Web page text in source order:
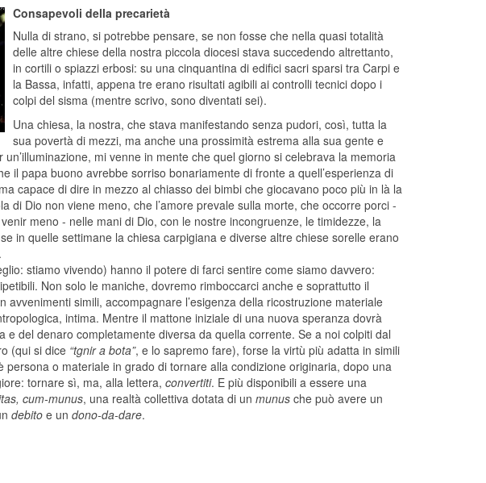
Consapevoli della precarietà
Nulla di strano, si potrebbe pensare, se non fosse che nella quasi totalità
delle altre chiese della nostra piccola diocesi stava succedendo altrettanto,
in cortili o spiazzi erbosi: su una cinquantina di edifici sacri sparsi tra Carpi e
la Bassa, infatti, appena tre erano risultati agibili ai controlli tecnici dopo i
colpi del sisma (mentre scrivo, sono diventati sei).
Una chiesa, la nostra, che stava manifestando senza pudori, così, tutta la
sua povertà di mezzi, ma anche una prossimità estrema alla sua gente e
mi venne in mente che quel giorno si celebrava la memoria
il papa buono avrebbe sorriso bonariamente di fronte a quell’esperienza di
capace di dire in mezzo al chiasso dei bimbi che giocavano poco più in là la
di Dio non viene meno, che l’amore prevale sulla morte, che occorre porci -
meno - nelle mani di Dio, con le nostre incongruenze, le timidezze, la
in quelle settimane la chiesa carpigiana e diverse altre chiese sorelle erano
stiamo vivendo) hanno il potere di farci sentire come siamo davvero:
Non solo le maniche, dovremo rimboccarci anche e soprattutto il
simili, accompagnare l’esigenza della ricostruzione materiale
intima. Mentre il mattone iniziale di una nuova speranza dovrà
e del denaro completamente diversa da quella corrente. Se a noi colpiti dal
(qui si dice “tgnir a bota”, e lo sapremo fare), forse la virtù più adatta in simili
persona o materiale in grado di tornare alla condizione originaria, dopo una
tornare sì, ma, alla lettera, convertiti. E più disponibili a essere una
cum-munus, una realtà collettiva dotata di un munus che può avere un
debito e un dono-da-dare.